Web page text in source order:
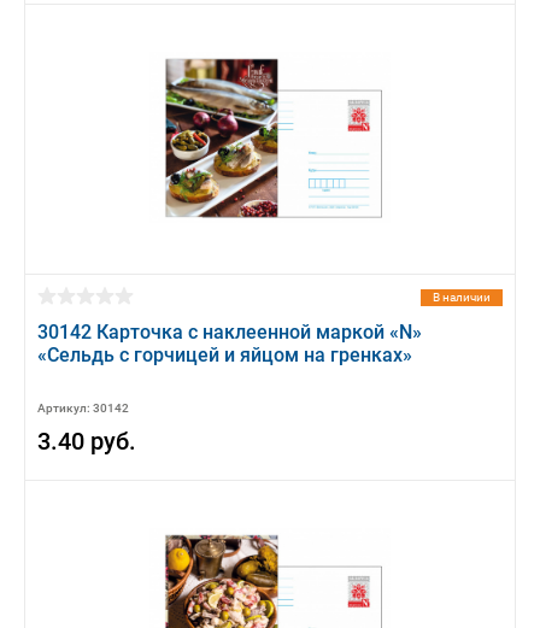
В наличии
30142 Карточка с наклеенной маркой «N»
«Сельдь с горчицей и яйцом на гренках»
Артикул: 30142
3.40 руб.